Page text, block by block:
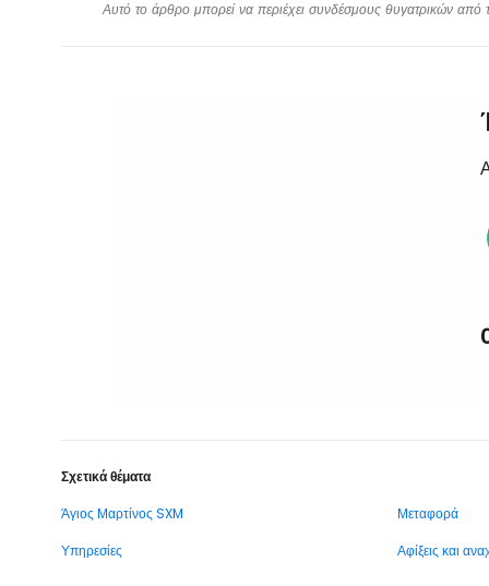
Αυτό το άρθρο μπορεί να περιέχει συνδέσμους θυγατρικών από
Σχετικά θέματα
Άγιος Μαρτίνος SXM
Μεταφορά
Υπηρεσίες
Αφίξεις και